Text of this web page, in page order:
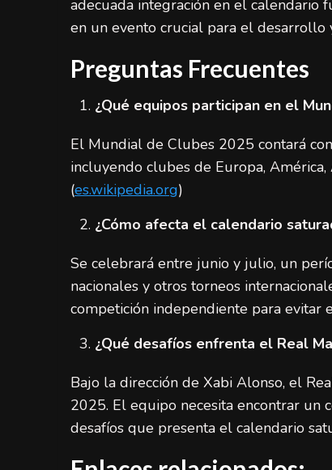
adecuada integración en el
en un evento crucial para el
Preguntas Frecuentes
¿Qué equipos participan en el
El Mundial de Clubes 2025 contará
incluyendo clubes de Europa, América,
(es.wikipedia.org)
¿Cómo afecta el calendario
Se celebrará entre junio y julio, un
nacionales y otros torneos
competición independiente para evitar
¿Qué desafíos enfrenta el Real
Bajo la dirección de Xabi Alonso, el
2025. El equipo necesita encontrar un
desafíos que presenta el calendario